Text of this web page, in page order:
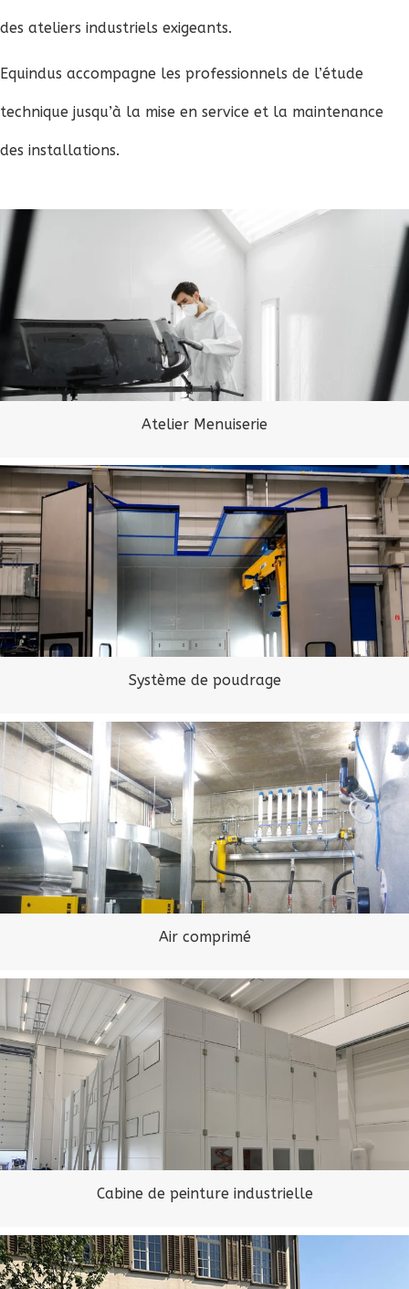
des ateliers industriels exigeants.
Equindus accompagne les professionnels de l’étude
technique jusqu’à la mise en service et la maintenance
des installations.
Atelier Menuiserie
Système de poudrage
Air comprimé
Cabine de peinture industrielle